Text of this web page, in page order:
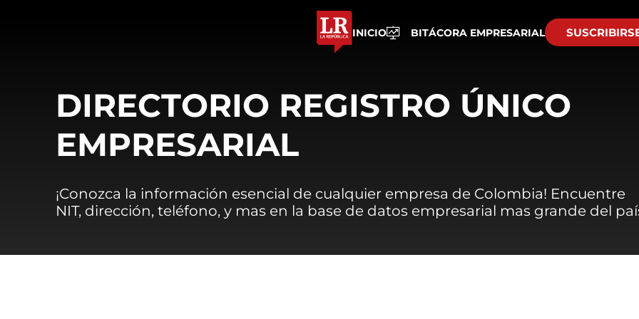
INICIO BITÁCORA EMPRESARIAL
DIRECTORIO REGISTRO ÚNICO
EMPRESARIAL
¡Conozca la información esencial de cualquier empresa de Colombia! Encuentre
NIT, dirección, teléfono, y mas en la base de datos empresarial mas grande del